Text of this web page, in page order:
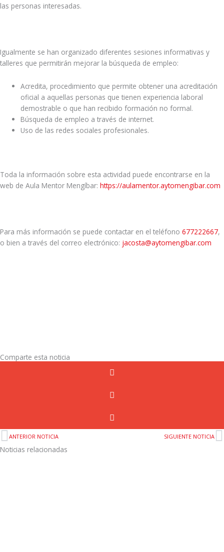
las personas interesadas.
Igualmente se han organizado diferentes sesiones informativas y
talleres que permitirán mejorar la búsqueda de empleo:
Acredita, procedimiento que permite obtener una acreditación
oficial a aquellas personas que tienen experiencia laboral
demostrable o que han recibido formación no formal.
Búsqueda de empleo a través de internet.
Uso de las redes sociales profesionales.
Toda la información sobre esta actividad puede encontrarse en la
web de Aula Mentor Mengíbar: https://aulamentor.aytomengibar.com
Para más información se puede contactar en el teléfono 677222667,
o bien a través del correo electrónico: jacosta@aytomengibar.com
Comparte esta noticia
ANTERIOR NOTICIA SIGUIENTE NOTICIA
Noticias relacionadas